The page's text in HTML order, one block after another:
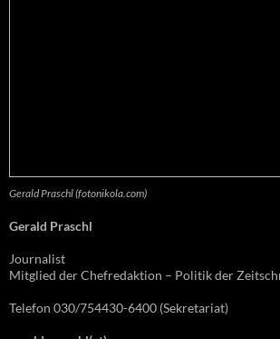
Gerald Praschl (fotonikola.com)
Gerald Praschl
Journalist
Mitglied der Chefredaktion – Politik der
Telefon 030/754430-6400 (Sekretariat)